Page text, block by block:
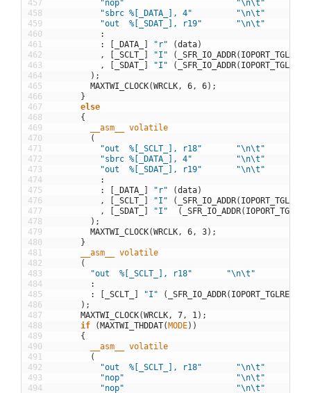
457
458
459
460
461
462
463
464
465
466
467
468
469
470
471
472
473
474
475
476
477
478
479
480
481
482
483
484
485
486
487
488
489
490
491
492
493
494
"nop"
"\n\t"
"sbrc %[_DATA_], 4"
"\n\t"
"out  %[_SDAT_], r19"
"\n\t"
:
:
_DATA_ "r" (data)
,
_SCLT_ "I" ( _SFR_IO_ADDR( IOPORT_TGLREG
,
_SDAT_ "I" ( _SFR_IO_ADDR( IOPORT_TGLREG
) ;
MAXTWI_CLOCK(WRCLK, 6, 6) ;
}
else
{
__asm__
volatile
(
"out  %[_SCLT_], r18"
"\n\t"
"sbrc %[_DATA_], 4"
"\n\t"
"out  %[_SDAT_], r19"
"\n\t"
:
:
_DATA_ "r" (data)
,
_SCLT_ "I" ( _SFR_IO_ADDR( IOPORT_TGLREG
,
_SDAT_ "I" ( _SFR_IO_ADDR( IOPORT_TGLREG
) ;
MAXTWI_CLOCK(WRCLK, 6, 3) ;
}
__asm__
volatile
(
"out  %[_SCLT_], r18"
"\n\t"
:
:
_SCLT_ "I" ( _SFR_IO_ADDR( IOPORT_TGLREG
) ;
MAXTWI_CLOCK(WRCLK, 7, 1) ;
if
( MAXTWI_THDDAT( MODE) )
{
__asm__
volatile
(
"out  %[_SCLT_], r18"
"\n\t"
"nop"
"\n\t"
"nop"
"\n\t"